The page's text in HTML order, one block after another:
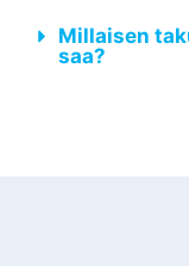
Millaisen
saa?